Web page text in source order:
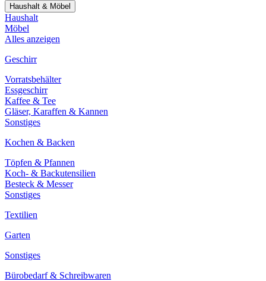
Haushalt & Möbel
Haushalt
Möbel
Alles anzeigen
Geschirr
Vorratsbehälter
Essgeschirr
Kaffee & Tee
Gläser, Karaffen & Kannen
Sonstiges
Kochen & Backen
Töpfen & Pfannen
Koch- & Backutensilien
Besteck & Messer
Sonstiges
Textilien
Garten
Sonstiges
Bürobedarf & Schreibwaren